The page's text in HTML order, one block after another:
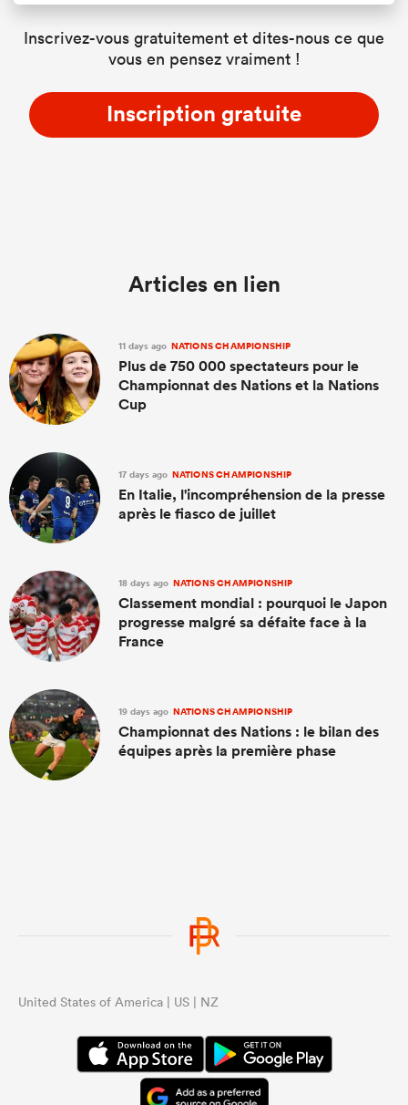
Inscrivez-vous gratuitement et dites-nous ce que
vous en pensez vraiment !
Inscription gratuite
Articles en lien
11 days ago NATIONS CHAMPIONSHIP
Plus de 750 000 spectateurs pour le
Championnat des Nations et la Nations
Cup
17 days ago NATIONS CHAMPIONSHIP
En Italie, l'incompréhension de la presse
après le fiasco de juillet
18 days ago NATIONS CHAMPIONSHIP
Classement mondial : pourquoi le Japon
progresse malgré sa défaite face à la
France
19 days ago NATIONS CHAMPIONSHIP
Championnat des Nations : le bilan des
équipes après la première phase
United States of America | US | NZ